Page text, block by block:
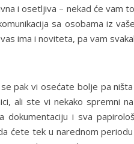
i osetljiva – nekad će vam
sa osobama iz
ima i noviteta, pa vam
pak vi osećate bolje pa
ali ste vi nekako spremni
i sva
ćete tek u narednom